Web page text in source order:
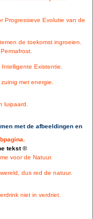
Progressieve Evolutie van de
de toekomst ingroeien.
Existentie.
met energie.
luipaard.
met de afbeeldingen en
tekst ©
voor de Natuur.
dus red de natuur.
niet in verdriet.